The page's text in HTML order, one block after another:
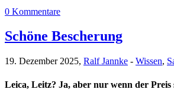
0 Kommentare
Schöne Bescherung
19. Dezember 2025, Ralf Jannke - Wissen,
Leica, Leitz? Ja, aber nur wenn der Preis